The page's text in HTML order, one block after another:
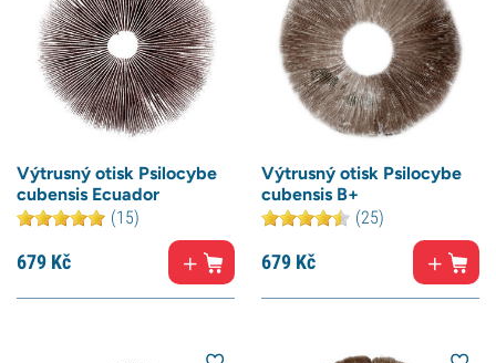
Výtrusný otisk Psilocybe
cubensis Ecuador
(15)
679 Kč
Výtrusný otisk Psilocybe
cubensis B+
(25)
679 Kč